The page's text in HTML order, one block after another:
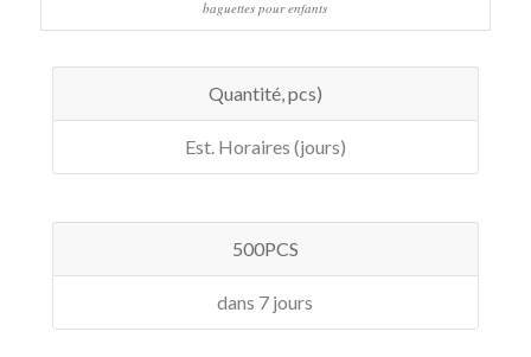
baguettes pour enfants
Quantité, pcs)
Est. Horaires (jours)
500PCS
dans 7 jours